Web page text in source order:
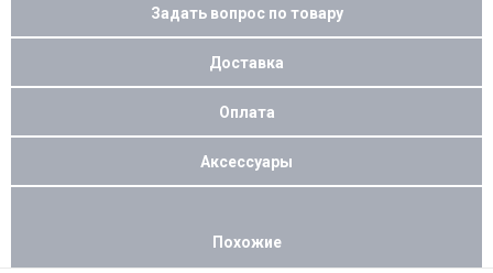
Задать вопрос по товару
Доставка
Оплата
Аксессуары
Похожие